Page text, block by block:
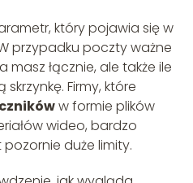
który pojawia się w
przypadku poczty ważne
masz łącznie, ale także ile
Firmy, które
w formie plików
wideo, bardzo
duże limity.